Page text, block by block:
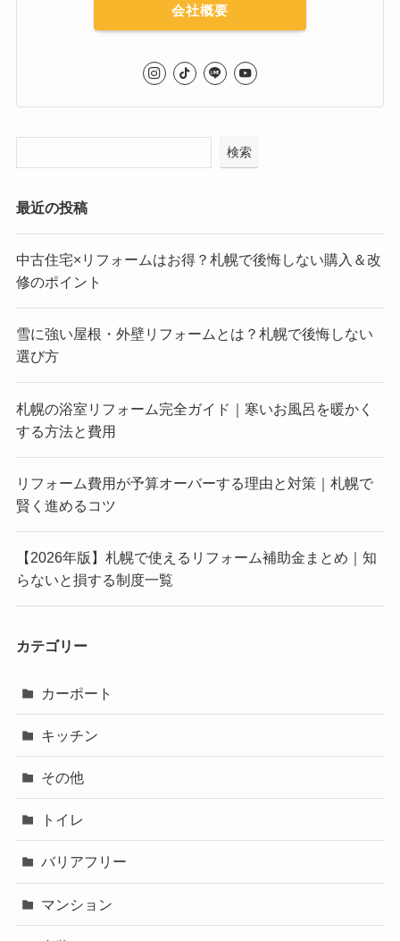
会社概要
検索
最近の投稿
中古住宅×リフォームはお得？札幌で後悔しない購入＆改
修のポイント
雪に強い屋根・外壁リフォームとは？札幌で後悔しない
選び方
札幌の浴室リフォーム完全ガイド｜寒いお風呂を暖かく
する方法と費用
リフォーム費用が予算オーバーする理由と対策｜札幌で
賢く進めるコツ
【2026年版】札幌で使えるリフォーム補助金まとめ｜知
らないと損する制度一覧
カテゴリー
カーポート
キッチン
その他
トイレ
バリアフリー
マンション